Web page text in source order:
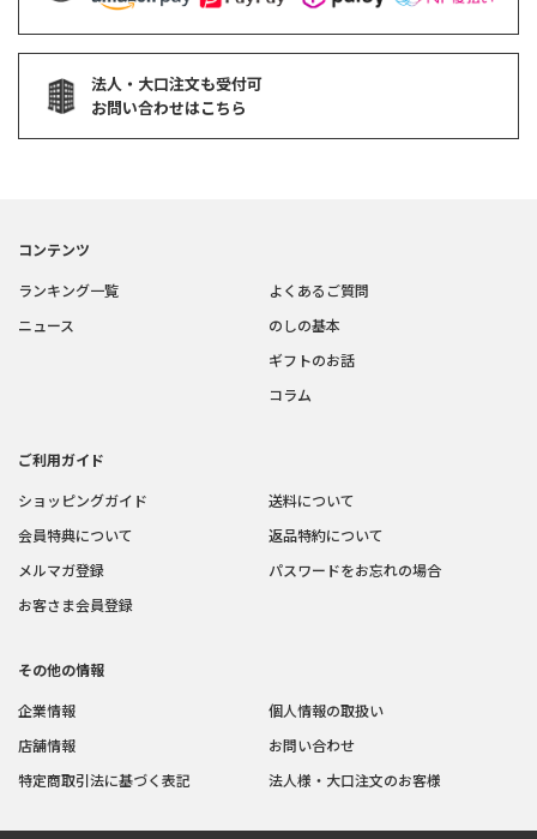
法人・大口注文も受付可
お問い合わせはこちら
コンテンツ
ランキング一覧
ニュース
よくあるご質問
のしの基本
ギフトのお話
コラム
ご利用ガイド
ショッピングガイド
会員特典について
メルマガ登録
お客さま会員登録
送料について
返品特約について
パスワードをお忘れの場合
その他の情報
企業情報
店舗情報
特定商取引法に基づく表記
個人情報の取扱い
お問い合わせ
法人様・大口注文のお客様